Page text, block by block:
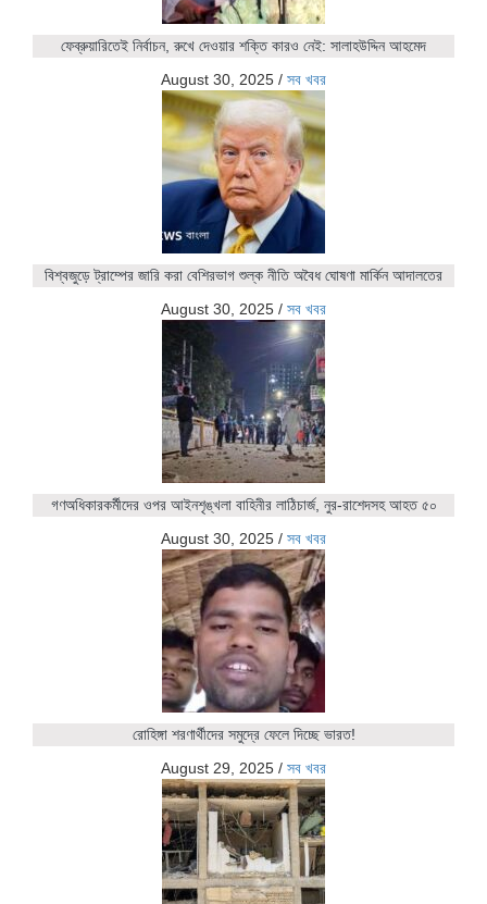
ফেব্রুয়ারিতেই নির্বাচন, রুখে দেওয়ার শক্তি কারও নেই: সালাহউদ্দিন আহমেদ
August 30, 2025 / সব খবর
বিশ্বজুড়ে ট্রাম্পের জারি করা বেশিরভাগ শুল্ক নীতি অবৈধ ঘোষণা মার্কিন আদালতের
August 30, 2025 / সব খবর
গণঅধিকারকর্মীদের ওপর আইনশৃঙ্খলা বাহিনীর লাঠিচার্জ, নুর-রাশেদসহ আহত ৫০
August 30, 2025 / সব খবর
রোহিঙ্গা শরণার্থীদের সমুদ্রে ফেলে দিচ্ছে ভারত!
August 29, 2025 / সব খবর